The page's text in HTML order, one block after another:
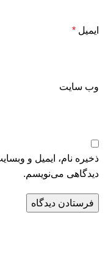
ایمیل *
وب‌ سایت
ذخیره نام، ایمیل و
دیدگاهی می‌نویسم.